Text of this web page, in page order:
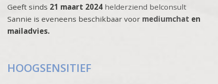
Geeft sinds 21 maart 2024 helderziend belconsult
Sannie is eveneens beschikbaar voor mediumchat en
mailadvies.
HOOGSENSITIEF